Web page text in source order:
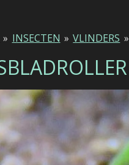
» INSECTEN » VLINDERS »